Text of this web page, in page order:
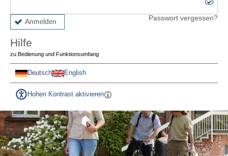
Anmelden Passwort vergessen?
Hilfe
zu Bedienung und Funktionsumfang
Deutsch English
Hohen Kontrast aktivieren